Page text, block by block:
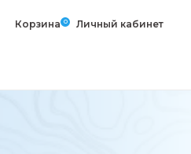
Корзина 0 Личный кабинет